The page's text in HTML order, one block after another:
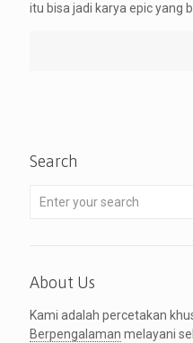
itu bisa jadi karya epic yang
Search
About Us
Kami adalah percetakan
Berpengalaman melayani